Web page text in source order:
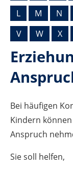
L
M N
V
W X
Bei häufigen
Kindern
Anspruch
Sie soll helfen,